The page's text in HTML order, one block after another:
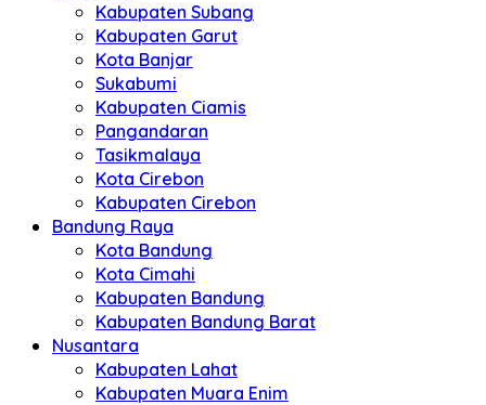
Kabupaten Subang
Kabupaten Garut
Kota Banjar
Sukabumi
Kabupaten Ciamis
Pangandaran
Tasikmalaya
Kota Cirebon
Kabupaten Cirebon
Bandung Raya
Kota Bandung
Kota Cimahi
Kabupaten Bandung
Kabupaten Bandung Barat
Nusantara
Kabupaten Lahat
Kabupaten Muara Enim